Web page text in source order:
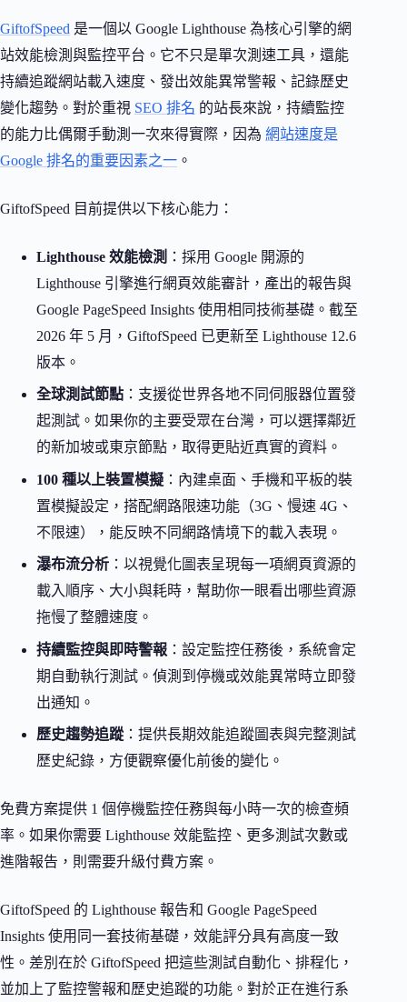
GiftofSpeed 是一個以 Google Lighthouse 為核心引擎的網
站效能檢測與監控平台。它不只是單次測速工具，還能
持續追蹤網站載入速度、發出效能異常警報、記錄歷史
變化趨勢。對於重視 SEO 排名 的站長來說，持續監控
的能力比偶爾手動測一次來得實際，因為 網站速度是
Google 排名的重要因素之一 。
GiftofSpeed 目前提供以下核心能力：
Lighthouse 效能檢測 ：採用 Google 開源的
Lighthouse 引擎進行網頁效能審計，產出的報告與
Google PageSpeed Insights 使用相同技術基礎。截至
2026 年 5 月，GiftofSpeed 已更新至 Lighthouse 12.6
版本。
全球測試節點 ：支援從世界各地不同伺服器位置發
起測試。如果你的主要受眾在台灣，可以選擇鄰近
的新加坡或東京節點，取得更貼近真實的資料。
100 種以上裝置模擬 ：內建桌面、手機和平板的裝
置模擬設定，搭配網路限速功能（3G、慢速 4G、
不限速），能反映不同網路情境下的載入表現。
瀑布流分析 ：以視覺化圖表呈現每一項網頁資源的
載入順序、大小與耗時，幫助你一眼看出哪些資源
拖慢了整體速度。
持續監控與即時警報 ：設定監控任務後，系統會定
期自動執行測試。偵測到停機或效能異常時立即發
出通知。
歷史趨勢追蹤 ：提供長期效能追蹤圖表與完整測試
歷史紀錄，方便觀察優化前後的變化。
免費方案提供 1 個停機監控任務與每小時一次的檢查頻
率。如果你需要 Lighthouse 效能監控、更多測試次數或
進階報告，則需要升級付費方案。
GiftofSpeed 的 Lighthouse 報告和 Google PageSpeed
Insights 使用同一套技術基礎，效能評分具有高度一致
性。差別在於 GiftofSpeed 把這些測試自動化、排程化，
並加上了監控警報和歷史追蹤的功能。對於正在進行系